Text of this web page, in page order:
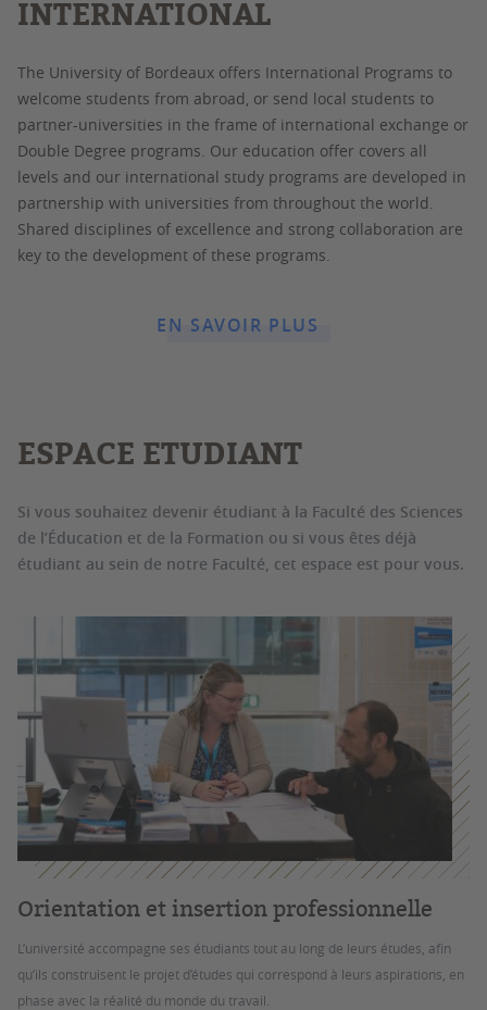
INTERNATIONAL
The University of Bordeaux offers International Programs to
welcome students from abroad, or send local students to
partner-universities in the frame of international exchange or
Double Degree programs. Our education offer covers all
levels and our international study programs are developed in
partnership with universities from throughout the world.
Shared disciplines of excellence and strong collaboration are
key to the development of these programs.
EN SAVOIR PLUS
ESPACE ETUDIANT
Si vous souhaitez devenir étudiant à la Faculté des Sciences
de l’Éducation et de la Formation ou si vous êtes déjà
étudiant au sein de notre Faculté, cet espace est pour vous.
Orientation et insertion professionnelle
L’université accompagne ses étudiants tout au long de leurs études, afin
qu’ils construisent le projet d’études qui correspond à leurs aspirations, en
phase avec la réalité du monde du travail.